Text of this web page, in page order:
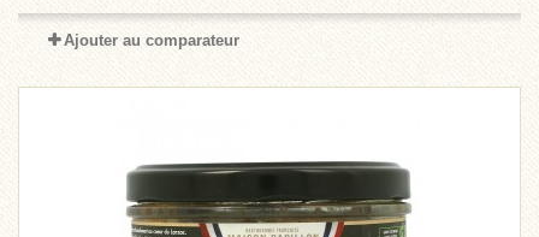
Ajouter au comparateur